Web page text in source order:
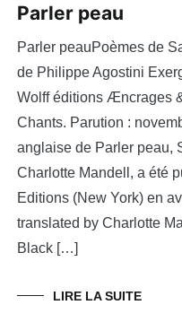
Parler peau
Parler peauPoèmes de
de Philippe Agostini
Wolff éditions Æncrages
Chants. Parution :
anglaise de Parler peau,
Charlotte Mandell, a été
Editions (New York) en
translated by Charlotte
Black […]
LIRE LA SUITE